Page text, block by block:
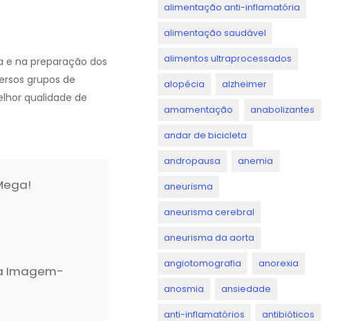
e na preparação dos
grupos de
qualidade de
Imagem-
alimentação anti-inflamatória
alimentação saudável
alimentos ultraprocessados
alopécia alzheimer
amamentação anabolizantes
andar de bicicleta
andropausa anemia
aneurisma
aneurisma cerebral
aneurisma da aorta
angiotomografia anorexia
anosmia ansiedade
anti-inflamatórios antibióticos